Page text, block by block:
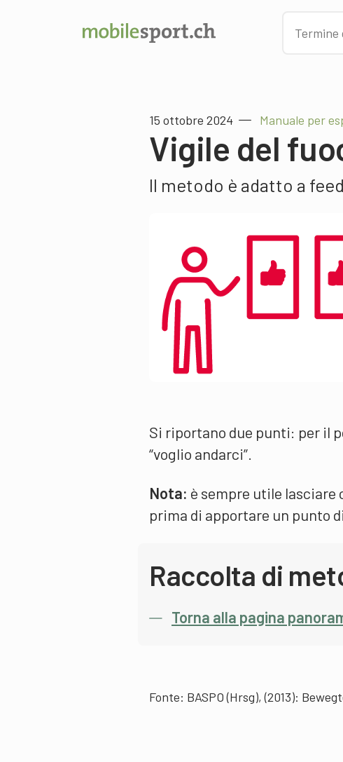
15 ottobre 2024 Manuale per
Vigile del
Il metodo è adatto a
Si riportano due punti: per il
“voglio andarci”.
Nota: è sempre utile lasciare
prima di apportare un punto
Raccolta di
Torna alla pagina
Fonte: BASPO (Hrsg), (2013):